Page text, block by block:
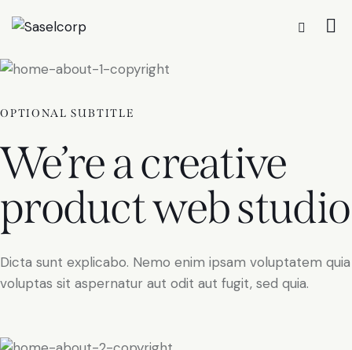
OPTIONAL SUBTITLE
We’re a creative
product web studio
Dicta sunt explicabo. Nemo enim ipsam voluptatem quia
voluptas sit aspernatur aut odit aut fugit, sed quia.